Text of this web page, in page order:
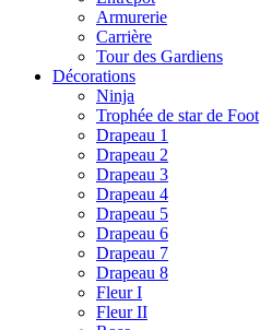
Armurerie
Carrière
Tour des Gardiens
Décorations
Ninja
Trophée de star de Foot
Drapeau 1
Drapeau 2
Drapeau 3
Drapeau 4
Drapeau 5
Drapeau 6
Drapeau 7
Drapeau 8
Fleur I
Fleur II